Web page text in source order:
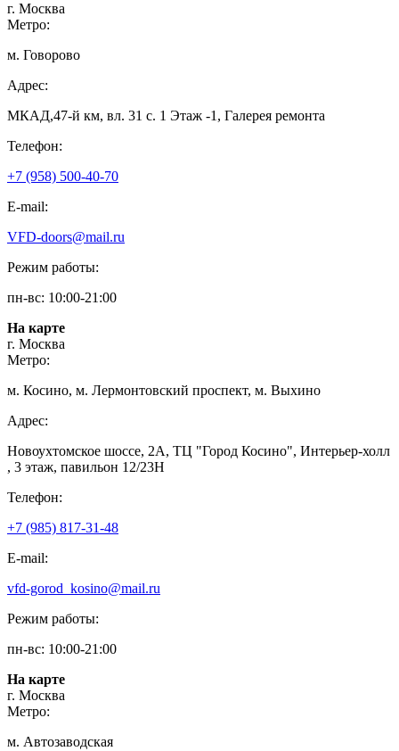
г. Москва
Метро:
м. Говорово
Адрес:
МКАД,47-й км, вл. 31 с. 1 Этаж -1, Галерея ремонта
Телефон:
+7 (958) 500-40-70
E-mail:
VFD-doors@mail.ru
Режим работы:
пн-вс: 10:00-21:00
На карте
г. Москва
Метро:
м. Косино, м. Лермонтовский проспект, м. Выхино
Адрес:
Новоухтомское шоссе, 2А, ТЦ "Город Косино", Интерьер-холл
, 3 этаж, павильон 12/23Н
Телефон:
+7 (985) 817-31-48
E-mail:
vfd-gorod_kosino@mail.ru
Режим работы:
пн-вс: 10:00-21:00
На карте
г. Москва
Метро:
м. Автозаводская